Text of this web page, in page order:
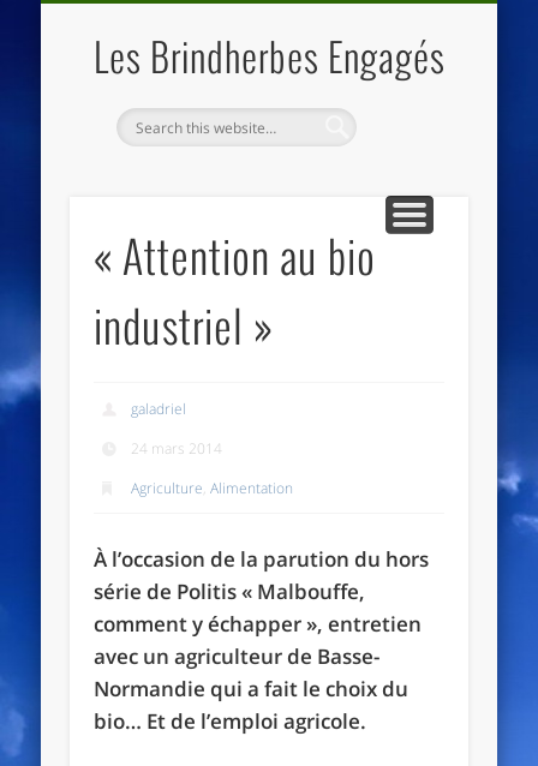
Les Brindherbes Engagés
« Attention au bio
industriel »
galadriel
24 mars 2014
Agriculture,Alimentation
À l’occasion de la parution du hors
série de Politis « Malbouffe,
comment y échapper », entretien
avec un agriculteur de Basse-
Normandie qui a fait le choix du
bio… Et de l’emploi agricole.